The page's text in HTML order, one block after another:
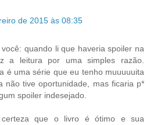
de 2015 às 08:35
quando li que haveria spoiler na
a leitura por uma simples razão.
é uma série que eu tenho muuuuuita
não tive oportunidade, mas ficaria p*
spoiler indesejado.
certeza que o livro é ótimo e sua